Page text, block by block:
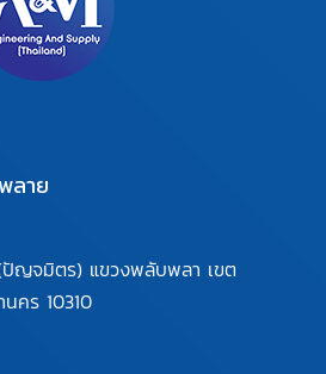
ลาย
ญจมิตร) แขวงพลับพลา เขต
นคร 10310